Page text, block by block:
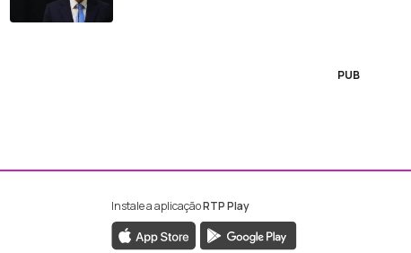
PUB
da RTP Madeira
da RTP Madeira
Instale a aplicaçãoRTP Play